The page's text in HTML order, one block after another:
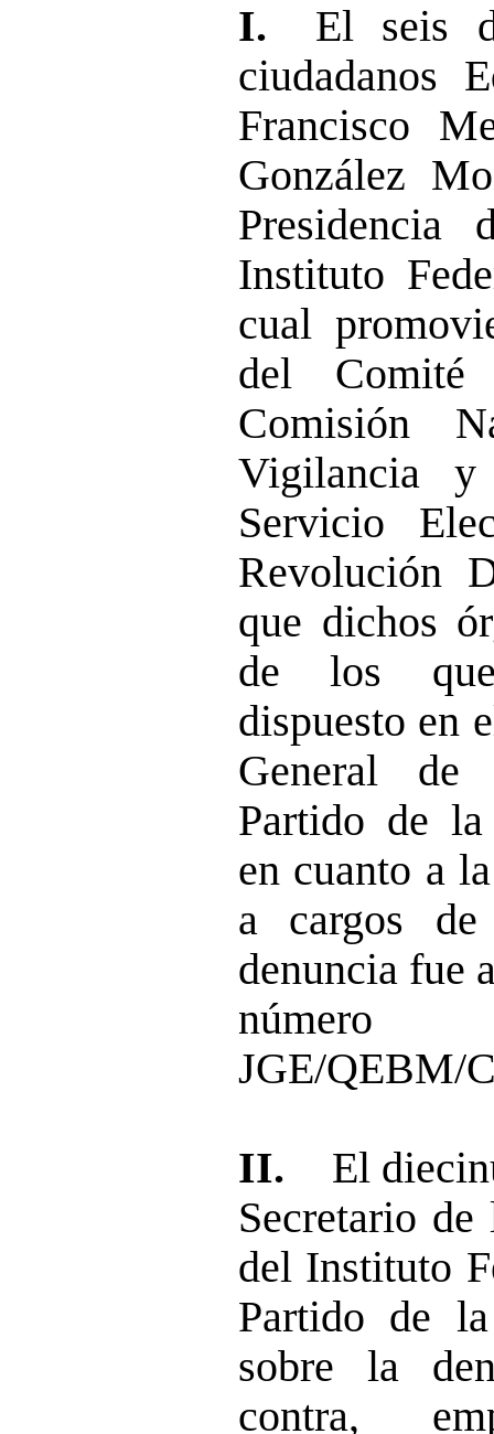
I.
El seis
ciudadanos
Francisco
González
Presidencia
Instituto
cual
del Comité
Comisión
Vigilancia
Servicio
Revolución
que dichos
de los
dispuesto en
General de
Partido de
en cuanto a
a cargos de
denuncia fue
JGE/QEBM/
II.
El
Secretario
del Instituto
Partido de
sobre la
contra,